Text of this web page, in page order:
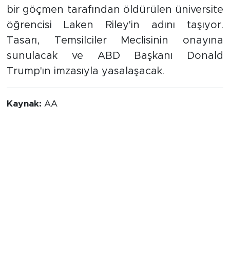
bir göçmen tarafından öldürülen üniversite
öğrencisi Laken Riley'in adını taşıyor.
Tasarı, Temsilciler Meclisinin onayına
sunulacak ve ABD Başkanı Donald
Trump'ın imzasıyla yasalaşacak.
Kaynak: AA